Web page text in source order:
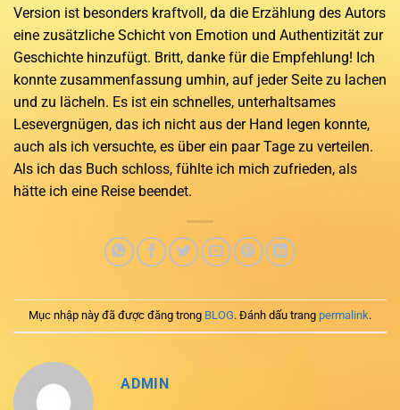
Version ist besonders kraftvoll, da die Erzählung des Autors
eine zusätzliche Schicht von Emotion und Authentizität zur
Geschichte hinzufügt. Britt, danke für die Empfehlung! Ich
konnte zusammenfassung umhin, auf jeder Seite zu lachen
und zu lächeln. Es ist ein schnelles, unterhaltsames
Lesevergnügen, das ich nicht aus der Hand legen konnte,
auch als ich versuchte, es über ein paar Tage zu verteilen.
Als ich das Buch schloss, fühlte ich mich zufrieden, als
hätte ich eine Reise beendet.
Mục nhập này đã được đăng trong BLOG. Đánh dấu trang permalink.
ADMIN